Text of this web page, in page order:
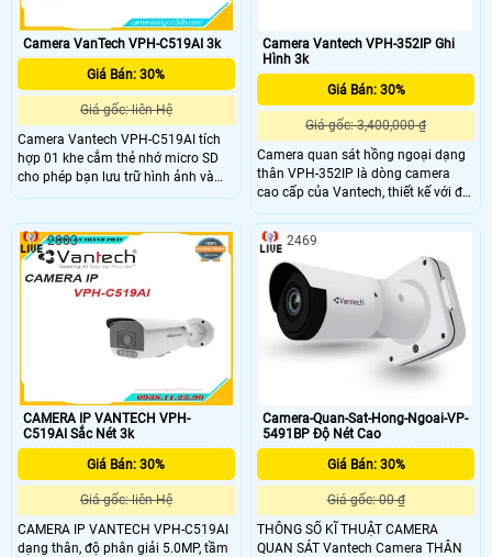
Camera VanTech VPH-C519AI 3k
Giá Bán: 30%
Giá gốc: liên Hệ
Camera Vantech VPH-C519AI tích
hợp 01 khe cắm thẻ nhớ micro SD
cho phép bạn lưu trữ hình ảnh và
video trực tiếp trên thẻ nhớ với dung
trữ một lượng lớn dữ liệu mà không
cần phải dùng đến hệ thống lưu trữ
bên ngoài. Camera này cũng được
tích hợp với các tính năng Alarm (1
input(RCA), 1 output (RCA))
Camera Vantech VPH-352IP Ghi
Hình 3k
Giá Bán: 30%
Giá gốc: 3,400,000 ₫
Camera quan sát hồng ngoại dạng
thân VPH-352IP là dòng camera
cao cấp của Vantech, thiết kế với độ
bền vượt trội dành cho các yêu cầu
giám sát ngoài. Camera Vantech
VPH-352IP ghi hình ngày đêm với
cảm biến ảnh độ phân giải 2.0MP,
truyền tín hiệu hình ảnh chất lượng
HD sắc nét, hình ảnh không bị nén.
CAMERA IP VANTECH VPH-
C519AI Sắc Nét 3k
Giá Bán: 30%
Giá gốc: liên Hệ
CAMERA IP VANTECH VPH-C519AI
dạng thân, độ phân giải 5.0MP, tầm
2803
Camera-Quan-Sat-Hong-Ngoai-VP-
5491BP Độ Nét Cao
Giá Bán: 30%
Giá gốc: 00 ₫
THÔNG SỐ KĨ THUẬT CAMERA
QUAN SÁT Vantech Camera THÂN
2469